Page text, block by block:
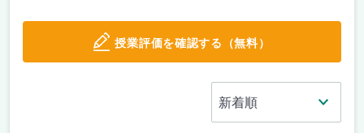
授業評価を確認する（無料）